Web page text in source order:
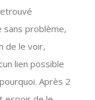
sans problème,
de le voir,
lien possible
Après 2